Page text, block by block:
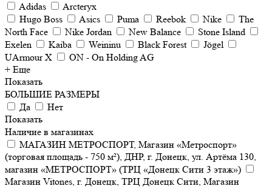
Adidas
Arcteryx
Hugo Boss
Asics Puma Reebok Nike
The
North Face
Nike Jordan New Balance
Stone Island
Exelen
Kaiba Weininu Black Forest
Jögel
UArmour X
ON - On Holding AG
+ Еще
Показать
БОЛЬШИЕ РАЗМЕРЫ
Да
Нет
Показать
Наличие в магазинах
МАГАЗИН МЕТРОСПОРТ, Магазин «Метроспорт»
(торговая площадь - 750 м²), ДНР, г. Донецк, ул. Артёма 130,
магазин «МЕТРОСПОРТ» (ТРЦ «Донецк Сити 3 этаж»)
Магазин Vitones, г. Донецк, ТРЦ Донецк Сити, Магазин